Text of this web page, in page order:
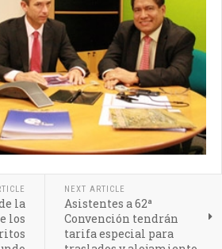
la
los
NEXT ARTICLE
Asistentes a 62ª
Convención tendrán
tarifa especial para